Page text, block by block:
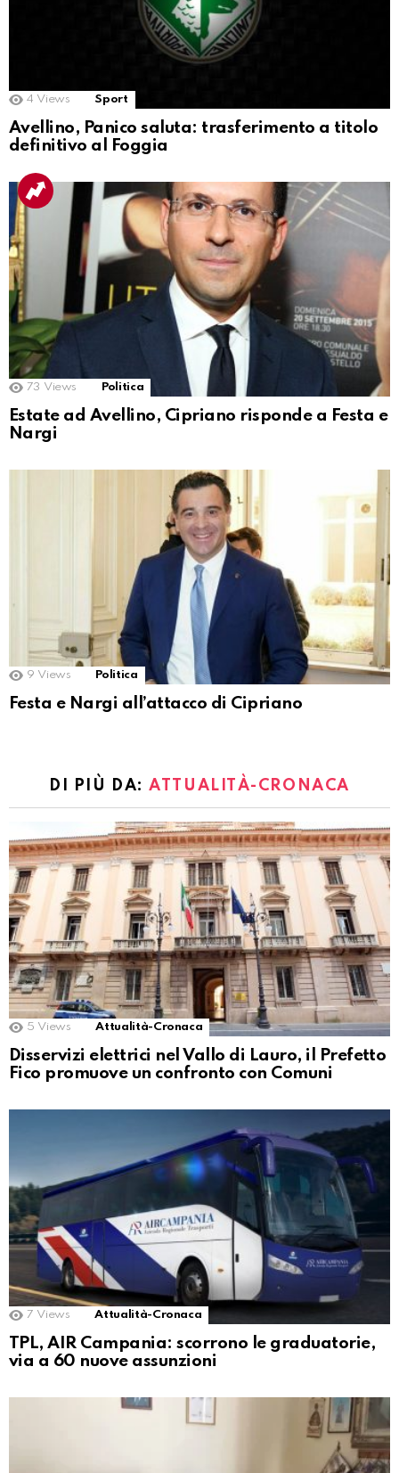
4 Views Sport
Avellino, Panico saluta: trasferimento a titolo
definitivo al Foggia
73 Views Politica
Estate ad Avellino, Cipriano risponde a Festa e
Nargi
9 Views Politica
Festa e Nargi all’attacco di Cipriano
DI PIÙ DA:ATTUALITÀ-CRONACA
5 Views Attualità-Cronaca
Disservizi elettrici nel Vallo di Lauro, il Prefetto
Fico promuove un confronto con Comuni
7 Views Attualità-Cronaca
TPL, AIR Campania: scorrono le graduatorie,
via a 60 nuove assunzioni